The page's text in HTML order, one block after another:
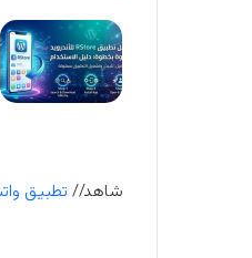
شاهد// تطبيق